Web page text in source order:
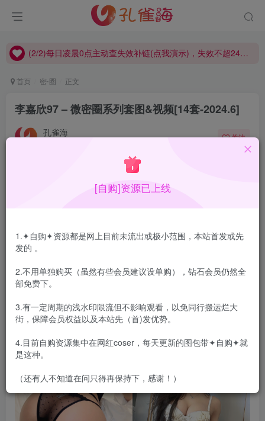
(2/2)每日凌晨0点主动查失效补链(点我演示)，失效不超24小时，
(2/2)每日凌晨0点主动查失效补链(点我演示)，失效不超24小时，
首页 密⋅圈 正文
李嘉欣97 – 微密圈系列套图&视频[14套-2024.6]
孔雀海 关注
李嘉欣97，高品质健身时尚女神博主，脸看着像混血，不知
道是不是整的，身材那不必多说，很不错，作品偏INS风，
[自购]资源已上线
1.✦自购✦资源都是网上目前未流出或极小范围，本站首发或先
发的 。
2.不用单独购买（虽然有些会员建议设单购），钻石会员仍然全
部免费下。
3.有一定周期的浅水印限流但不影响观看，以免同行搬运烂大
街，保障会员权益以及本站先（首)发优势。
4.目前自购资源集中在网红coser，每天更新的图包带✦自购✦就
是这种。
（还有人不知道在问只得再保持下，感谢！）